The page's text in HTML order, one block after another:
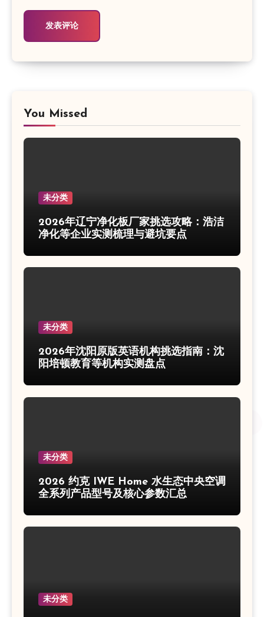
You Missed
未分类
2026年辽宁净化板厂家挑选攻略：浩洁
净化等企业实测梳理与避坑要点
未分类
2026年沈阳原版英语机构挑选指南：沈
阳培顿教育等机构实测盘点
未分类
2026 约克 IWE Home 水生态中央空调
全系列产品型号及核心参数汇总
未分类